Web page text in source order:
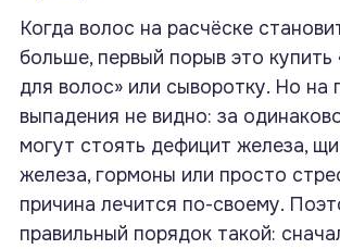
Когда волос на расчёске
больше, первый порыв это купить
для волос» или сыворотку. Но на
выпадения не видно: за
могут стоять дефицит железа,
железа, гормоны или просто
причина лечится по-своему.
правильный порядок такой: